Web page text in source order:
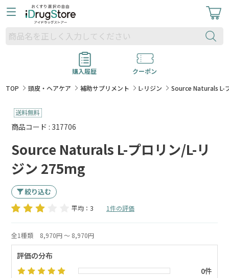
購入履歴
クーポン
TOP
頭皮・ヘアケア 補助サプリメント L-リジン Source Naturals L-
商品コード : 317706
Source Naturals L-プロリン/L-リ
ジン 275mg
絞り込む
平均：3 1件の評価
全1種類 8,970円 ～ 8,970円
評価の分布
0件